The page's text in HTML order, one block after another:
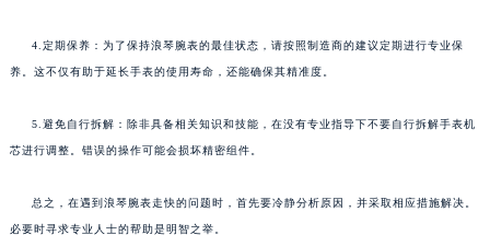
4.定期保养：为了保持浪琴腕表的最佳状态，请按照制造商的建议定期进行专业保
养。这不仅有助于延长手表的使用寿命，还能确保其精准度。
5.避免自行拆解：除非具备相关知识和技能，在没有专业指导下不要自行拆解手表机
芯进行调整。错误的操作可能会损坏精密组件。
总之，在遇到浪琴腕表走快的问题时，首先要冷静分析原因，并采取相应措施解决。
必要时寻求专业人士的帮助是明智之举。